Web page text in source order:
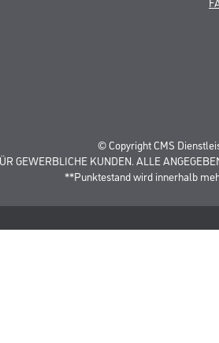
© Copyright CMS
GEWERBLICHE KUNDEN. ALLE
**Punktestand wird innerhalb